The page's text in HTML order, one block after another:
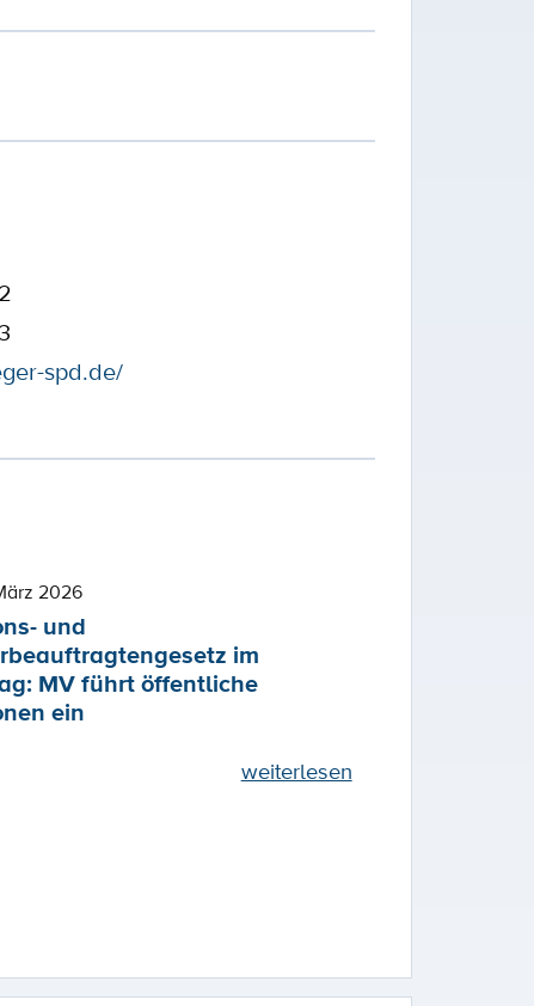
spd.de/
2026
und
im
MV führt öffentliche
ein
weiterlesen